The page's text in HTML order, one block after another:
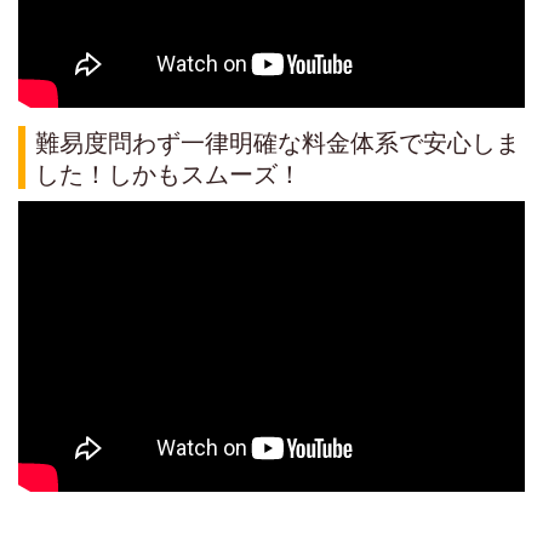
難易度問わず一律明確な料金体系で安心しま
した！しかもスムーズ！